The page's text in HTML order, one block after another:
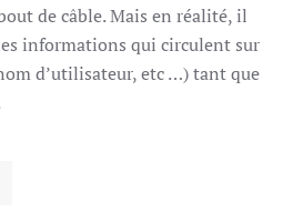
de câble. Mais en réalité, il
informations qui circulent sur
d’utilisateur, etc …) tant que